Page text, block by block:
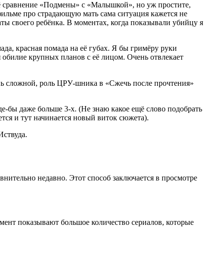
сравнение «Подмены» с «Малышкой», но уж простите,
про страдающую мать сама ситуация кажется не
ребёнка. В моментах, когда показывали убийцу я
красная помада на её губах. Я бы гримёру руки
крупных планов с её лицом. Очень отвлекает
сложной, роль ЦРУ-шника в «Сжечь после прочтения»
бы даже больше 3-х. (Не знаю какое ещё слово подобрать
и тут начинается новый виток сюжета).
недавно. Этот способ заключается в просмотре
показывают большое количество сериалов, которые